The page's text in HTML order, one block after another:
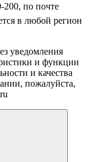
200, по почте
в любой регион
уведомления
и функции
и качества
пожалуйста,